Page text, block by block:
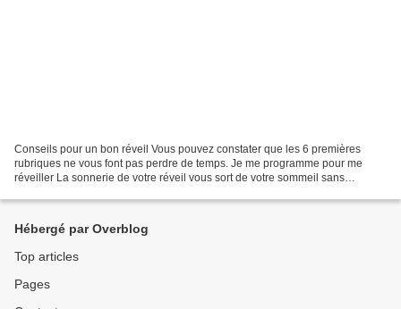
Conseils pour un bon réveil Vous pouvez constater que les 6 premières
rubriques ne vous font pas perdre de temps. Je me programme pour me
réveiller La sonnerie de votre réveil vous sort de votre sommeil sans
Hébergé par Overblog
Top articles
Pages